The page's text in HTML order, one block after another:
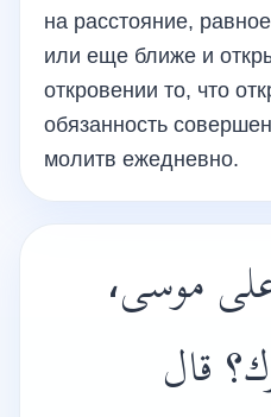
на расстояние,
или еще ближе и
откровении то, что
обязанность
молитв ежедневно.
موسى،
قال